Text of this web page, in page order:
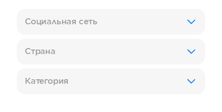
Социальная сеть
Страна
Категория